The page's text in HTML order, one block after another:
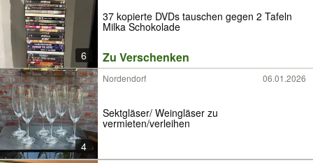
6
37 kopierte DVDs tauschen gegen 2 Tafeln
Milka Schokolade
Zu Verschenken
4
Nordendorf 06.01.2026
Sektgläser/ Weingläser zu
vermieten/verleihen